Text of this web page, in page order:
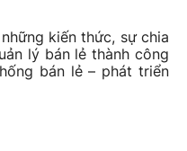
kiến thức, sự chia
lý bán lẻ thành công
bán lẻ – phát triển